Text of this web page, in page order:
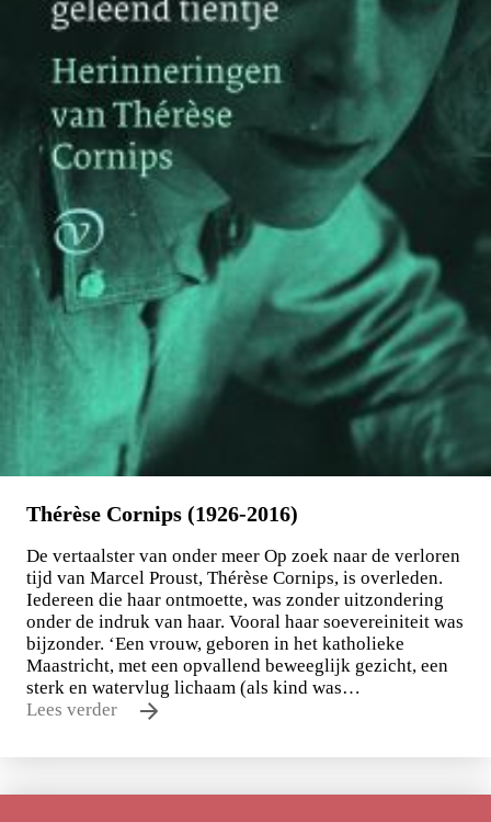
Thérèse Cornips (1926-2016)
De vertaalster van onder meer Op zoek naar de verloren
tijd van Marcel Proust, Thérèse Cornips, is overleden.
Iedereen die haar ontmoette, was zonder uitzondering
onder de indruk van haar. Vooral haar soevereiniteit was
bijzonder. ‘Een vrouw, geboren in het katholieke
Maastricht, met een opvallend beweeglijk gezicht, een
sterk en watervlug lichaam (als kind was…
Lees verder